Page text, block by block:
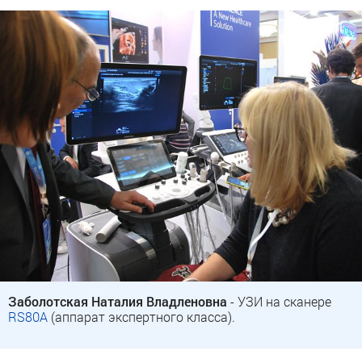
Заболотская Наталия Владленовна - УЗИ на сканере
RS80A (аппарат экспертного класса).